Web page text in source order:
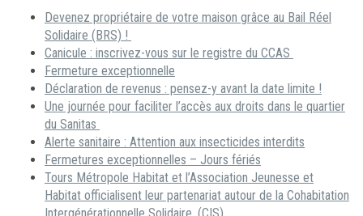
Devenez propriétaire de votre maison grâce au Bail Réel
Solidaire (BRS) !
Canicule : inscrivez-vous sur le registre du CCAS
Fermeture exceptionnelle
Déclaration de revenus : pensez-y avant la date limite !
Une journée pour faciliter l’accès aux droits dans le quartier
du Sanitas
Alerte sanitaire : Attention aux insecticides interdits
Fermetures exceptionnelles – Jours fériés
Tours Métropole Habitat et l’Association Jeunesse et
Habitat officialisent leur partenariat autour de la Cohabitation